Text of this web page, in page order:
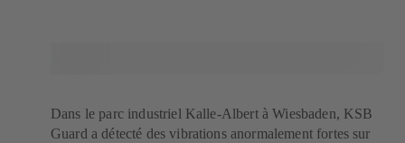
Dans le parc industriel Kalle-Albert à Wiesbaden, KSB
Guard a détecté des vibrations anormalement fortes sur